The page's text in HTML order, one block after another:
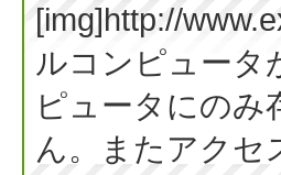
[img]http://
ルコンピュータ
ピュータにのみ
ん。またアクセ